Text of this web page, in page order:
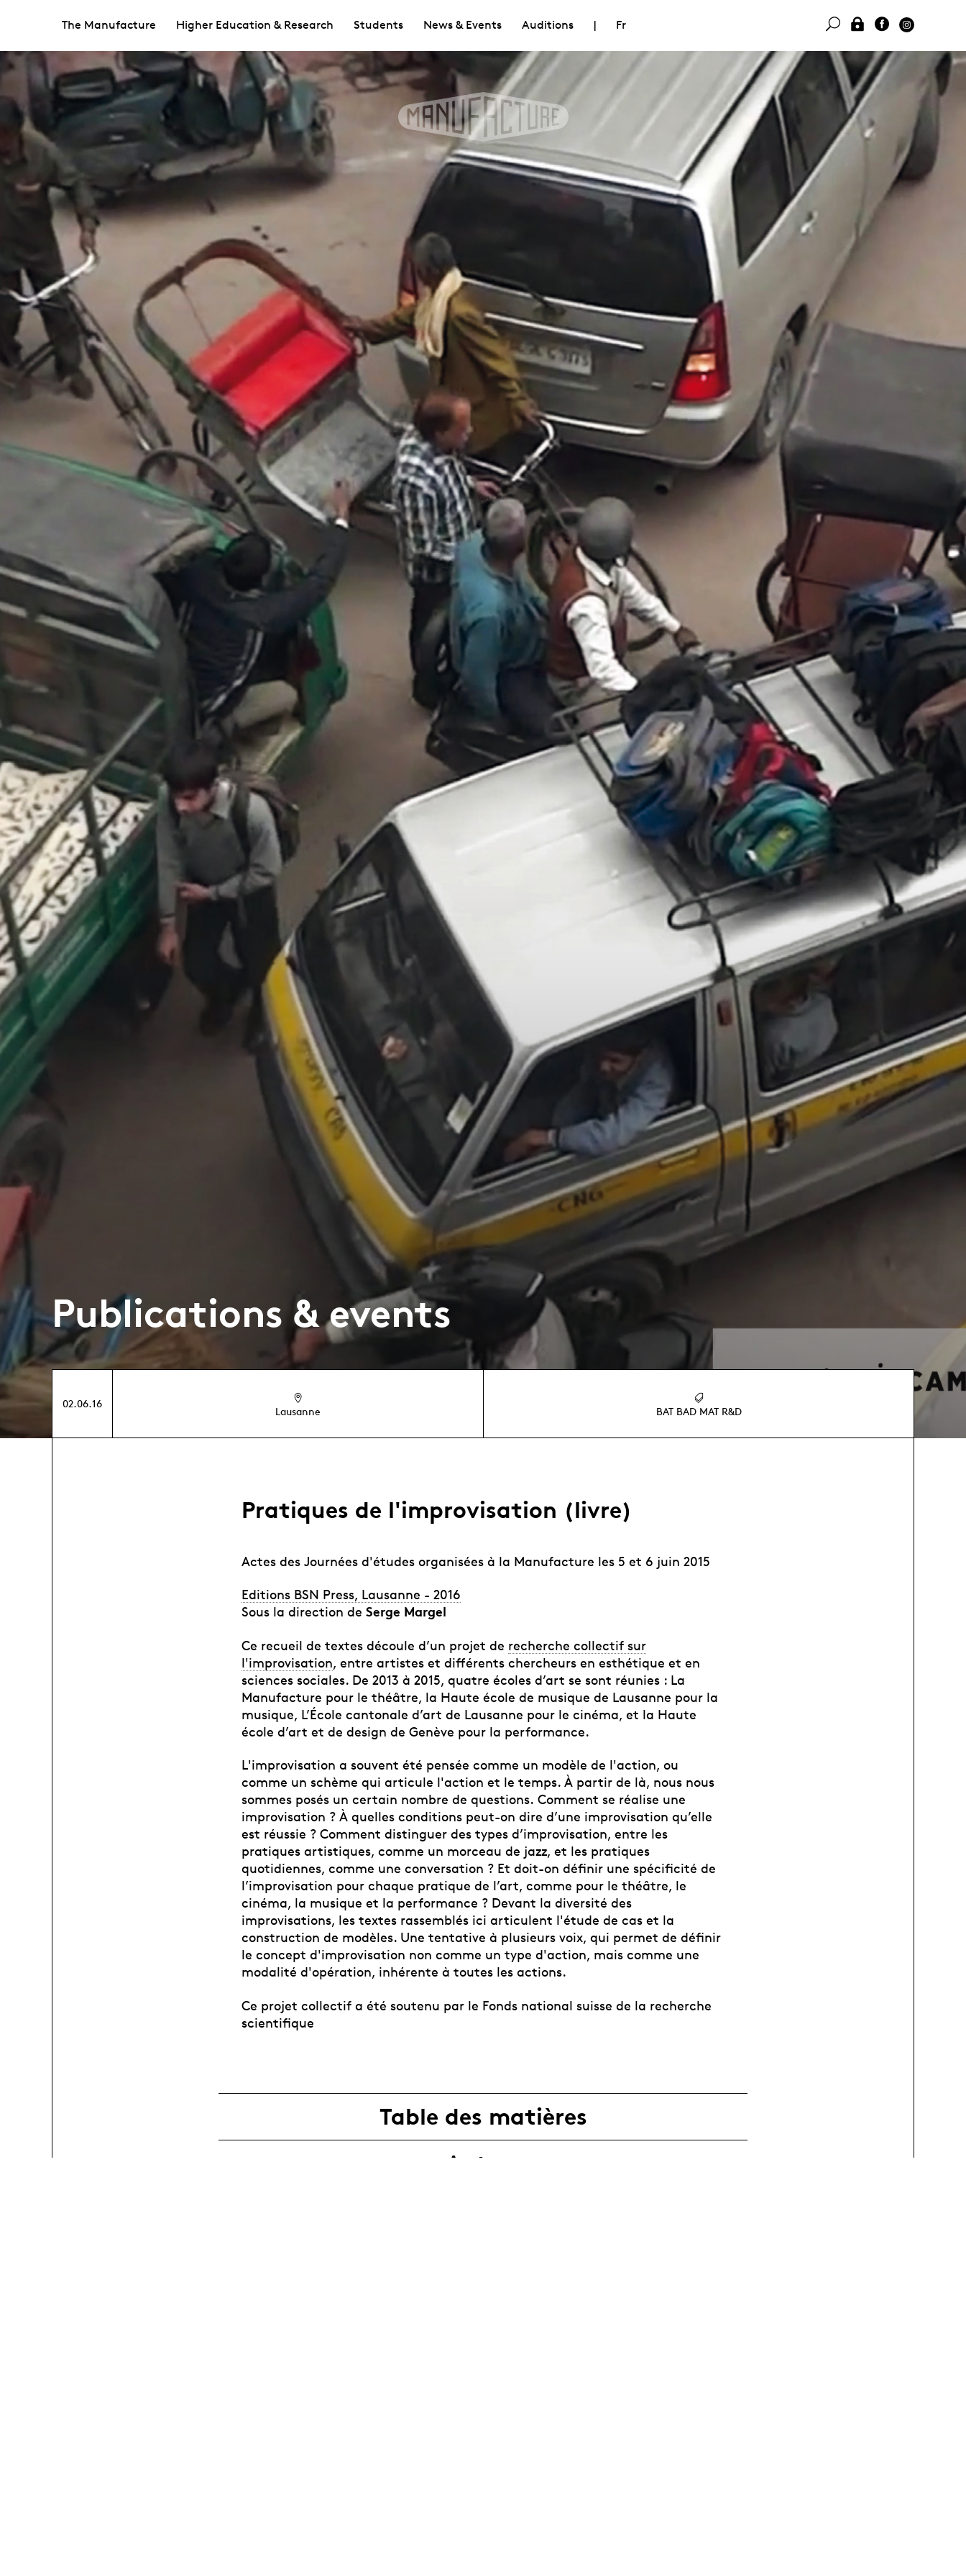
The Manufacture Higher Education & Research Students News & Events Auditions | Fr
Publications & events
02.06.16
Lausanne BAT BAD MAT R&D
Pratiques de l'improvisation (livre)
Actes des Journées d'études organisées à la Manufacture les 5 et 6 juin 2015
Editions BSN Press, Lausanne - 2016
Sous la direction de Serge Margel
Ce recueil de textes découle d’un projet de recherche collectif sur
l'improvisation, entre artistes et différents chercheurs en esthétique et en
sciences sociales. De 2013 à 2015, quatre écoles d’art se sont réunies : La
Manufacture pour le théâtre, la Haute école de musique de Lausanne pour la
musique, L’École cantonale d’art de Lausanne pour le cinéma, et la Haute
école d’art et de design de Genève pour la performance.
L'improvisation a souvent été pensée comme un modèle de l'action, ou
comme un schème qui articule l'action et le temps. À partir de là, nous nous
sommes posés un certain nombre de questions. Comment se réalise une
improvisation ? À quelles conditions peut-on dire d’une improvisation qu’elle
est réussie ? Comment distinguer des types d’improvisation, entre les
pratiques artistiques, comme un morceau de jazz, et les pratiques
quotidiennes, comme une conversation ? Et doit-on définir une spécificité de
l’improvisation pour chaque pratique de l’art, comme pour le théâtre, le
cinéma, la musique et la performance ? Devant la diversité des
improvisations, les textes rassemblés ici articulent l'étude de cas et la
construction de modèles. Une tentative à plusieurs voix, qui permet de définir
le concept d'improvisation non comme un type d'action, mais comme une
modalité d'opération, inhérente à toutes les actions.
Ce projet collectif a été soutenu par le Fonds national suisse de la recherche
scientifique
Table des matières
Autors